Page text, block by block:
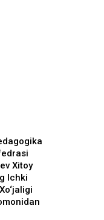
Xitoy
Ichki